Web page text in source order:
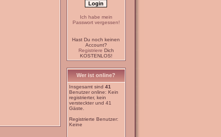
Ich habe mein
Passwort vergessen!
Hast Du noch keinen
Account?
Registriere Dich
KOSTENLOS!
Wer ist online?
Insgesamt sind 41
Benutzer online: Kein
registrierter, kein
versteckter und 41
Gäste.
Registrierte Benutzer:
Keine